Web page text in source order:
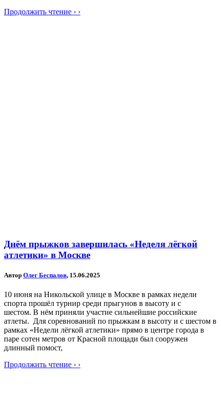
Продолжить чтение › ›
Днём прыжков завершилась «Неделя лёгкой
атлетики» в Москве
Автор Олег Беспалов, 15.06.2025
10 июня на Никольской улице в Москве в рамках недели
спорта прошёл турнир среди прыгунов в высоту и с
шестом. В нём приняли участие сильнейшие российские
атлеты. Для соревнований по прыжкам в высоту и с шестом в
рамках «Недели лёгкой атлетики» прямо в центре города в
паре сотен метров от Красной площади был сооружен
длинный помост,
Продолжить чтение › ›